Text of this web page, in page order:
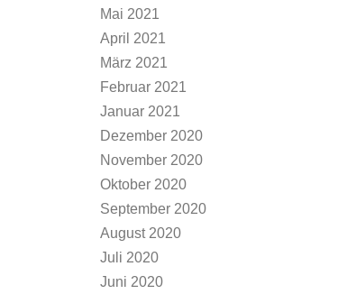
Mai 2021
April 2021
März 2021
Februar 2021
Januar 2021
Dezember 2020
November 2020
Oktober 2020
September 2020
August 2020
Juli 2020
Juni 2020